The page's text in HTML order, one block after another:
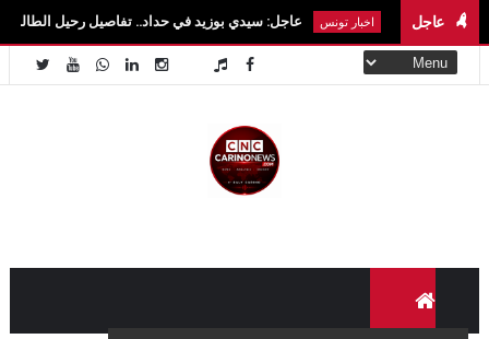
عاجل
اخبار تونس عاجل: سيدي بوزيد في حداد.. تفاصيل رحيل الطالبة آية الزايدي في